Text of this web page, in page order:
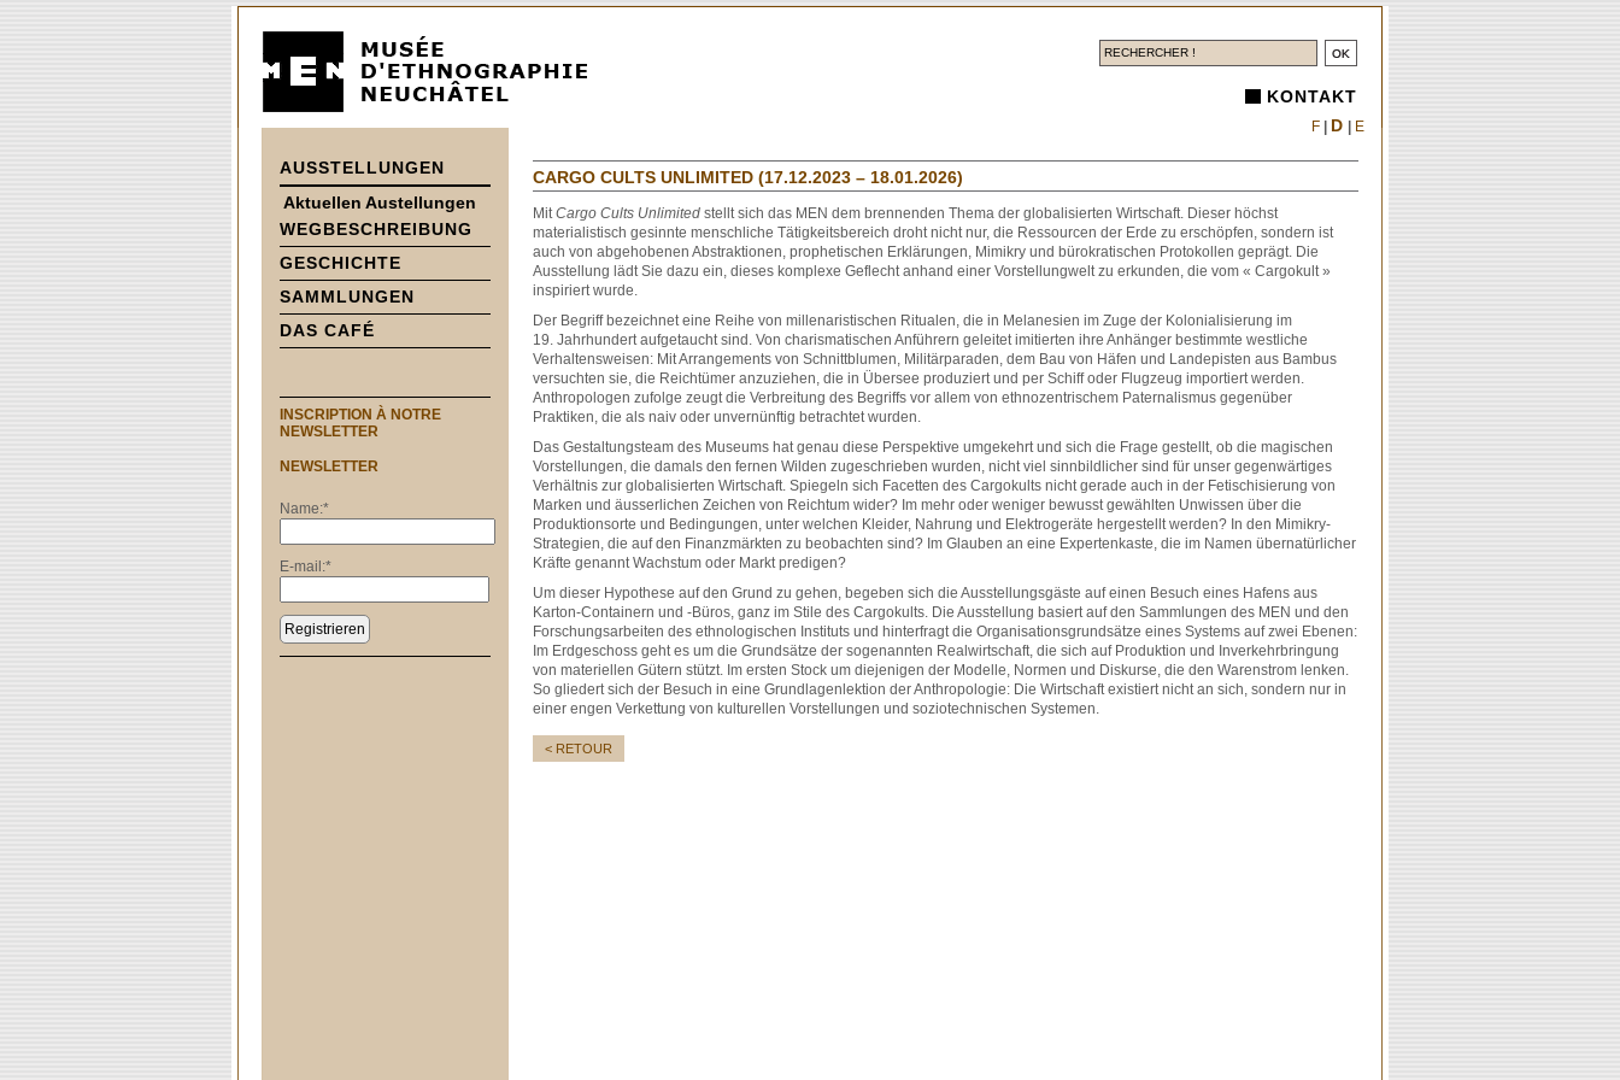
KONTAKT
AUSSTELLUNGEN
Aktuellen Austellungen
WEGBESCHREIBUNG
GESCHICHTE
SAMMLUNGEN
DAS CAFÉ
INSCRIPTION À NOTRE
NEWSLETTER
NEWSLETTER
Name:*
E-mail:*
Registrieren
CARGO CULTS UNLIMITED (17.12.2023 – 18.01.2026)
MitCargo Cults Unlimited stellt sich das MEN dem brennenden Thema der globalisierten Wirtschaft. Dieser höchst
materialistisch gesinnte menschliche Tätigkeitsbereich droht nicht nur, die Ressourcen der Erde zu erschöpfen, sondern ist
auch von abgehobenen Abstraktionen, prophetischen Erklärungen, Mimikry und bürokratischen Protokollen geprägt. Die
Ausstellung lädt Sie dazu ein, dieses komplexe Geflecht anhand einer Vorstellungwelt zu erkunden, die vom « Cargokult »
inspiriert wurde.
Der Begriff bezeichnet eine Reihe von millenaristischen Ritualen, die in Melanesien im Zuge der Kolonialisierung im
19. Jahrhundert aufgetaucht sind. Von charismatischen Anführern geleitet imitierten ihre Anhänger bestimmte westliche
Verhaltensweisen: Mit Arrangements von Schnittblumen, Militärparaden, dem Bau von Häfen und Landepisten aus Bambus
versuchten sie, die Reichtümer anzuziehen, die in Übersee produziert und per Schiff oder Flugzeug importiert werden.
Anthropologen zufolge zeugt die Verbreitung des Begriffs vor allem von ethnozentrischem Paternalismus gegenüber
Praktiken, die als naiv oder unvernünftig betrachtet wurden.
Das Gestaltungsteam des Museums hat genau diese Perspektive umgekehrt und sich die Frage gestellt, ob die magischen
Vorstellungen, die damals den fernen Wilden zugeschrieben wurden, nicht viel sinnbildlicher sind für unser gegenwärtiges
Verhältnis zur globalisierten Wirtschaft. Spiegeln sich Facetten des Cargokults nicht gerade auch in der Fetischisierung von
Marken und äusserlichen Zeichen von Reichtum wider? Im mehr oder weniger bewusst gewählten Unwissen über die
Produktionsorte und Bedingungen, unter welchen Kleider, Nahrung und Elektrogeräte hergestellt werden? In den Mimikry-
Strategien, die auf den Finanzmärkten zu beobachten sind? Im Glauben an eine Expertenkaste, die im Namen übernatürlicher
Kräfte genannt Wachstum oder Markt predigen?
Um dieser Hypothese auf den Grund zu gehen, begeben sich die Ausstellungsgäste auf einen Besuch eines Hafens aus
Karton-Containern und -Büros, ganz im Stile des Cargokults. Die Ausstellung basiert auf den Sammlungen des MEN und den
Forschungsarbeiten des ethnologischen Instituts und hinterfragt die Organisationsgrundsätze eines Systems auf zwei Ebenen:
Im Erdgeschoss geht es um die Grundsätze der sogenannten Realwirtschaft, die sich auf Produktion und Inverkehrbringung
von materiellen Gütern stützt. Im ersten Stock um diejenigen der Modelle, Normen und Diskurse, die den Warenstrom lenken.
So gliedert sich der Besuch in eine Grundlagenlektion der Anthropologie: Die Wirtschaft existiert nicht an sich, sondern nur in
einer engen Verkettung von kulturellen Vorstellungen und soziotechnischen Systemen.
< RETOUR
F D E